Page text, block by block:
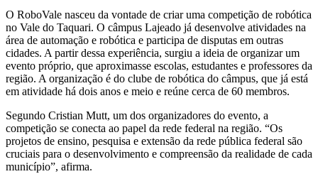
O RoboVale nasceu da vontade de criar uma competição de robótica
no Vale do Taquari. O câmpus Lajeado já desenvolve atividades na
área de automação e robótica e participa de disputas em outras
cidades. A partir dessa experiência, surgiu a ideia de organizar um
evento próprio, que aproximasse escolas, estudantes e professores da
região. A organização é do clube de robótica do câmpus, que já está
em atividade há dois anos e meio e reúne cerca de 60 membros.
Segundo Cristian Mutt, um dos organizadores do evento, a
competição se conecta ao papel da rede federal na região. “Os
projetos de ensino, pesquisa e extensão da rede pública federal são
cruciais para o desenvolvimento e compreensão da realidade de cada
município”, afirma.